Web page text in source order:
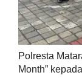
Polresta
Month”